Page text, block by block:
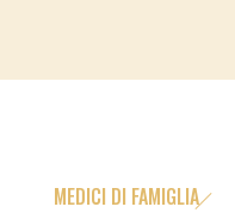
MEDICI DI FAMIGLIA